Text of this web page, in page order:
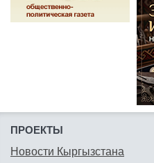
ПРОЕКТЫ
Новости Кыргызстана